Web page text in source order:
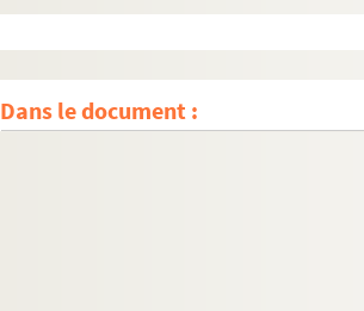
Dans le document :